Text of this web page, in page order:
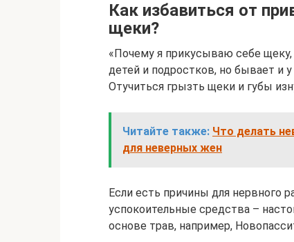
Как избавиться от
щеки?
«Почему я прикусываю себе
детей и подростков, но бывает и
Отучиться грызть щеки и губы
Читайте также: Что делать
для неверных жен
Если есть причины для нервного
успокоительные средства –
основе трав, например,